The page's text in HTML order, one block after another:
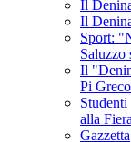
Il
Il
Sport:
Saluzzo
Il
Pi
alla
Gazzetta